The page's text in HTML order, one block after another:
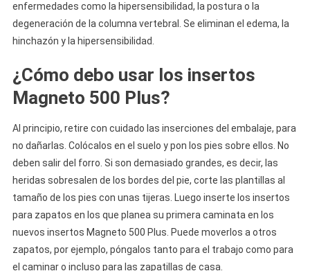
enfermedades como la hipersensibilidad, la postura o la
degeneración de la columna vertebral. Se eliminan el edema, la
hinchazón y la hipersensibilidad.
¿Cómo debo usar los insertos
Magneto 500 Plus?
Al principio, retire con cuidado las inserciones del embalaje, para
no dañarlas. Colócalos en el suelo y pon los pies sobre ellos. No
deben salir del forro. Si son demasiado grandes, es decir, las
heridas sobresalen de los bordes del pie, corte las plantillas al
tamaño de los pies con unas tijeras. Luego inserte los insertos
para zapatos en los que planea su primera caminata en los
nuevos insertos Magneto 500 Plus. Puede moverlos a otros
zapatos, por ejemplo, póngalos tanto para el trabajo como para
el caminar o incluso para las zapatillas de casa.